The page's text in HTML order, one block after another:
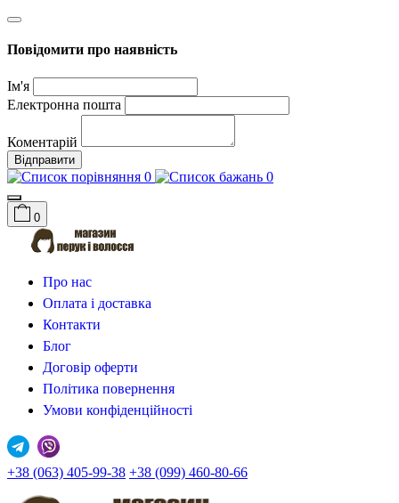
Повідомити про наявність
Ім'я
Електронна пошта
Коментарій
Відправити
0 0
0
Про нас
Оплата і доставка
Контакти
Блог
Договір оферти
Політика повернення
Умови конфіденційності
+38 (063) 405-99-38 +38 (099) 460-80-66